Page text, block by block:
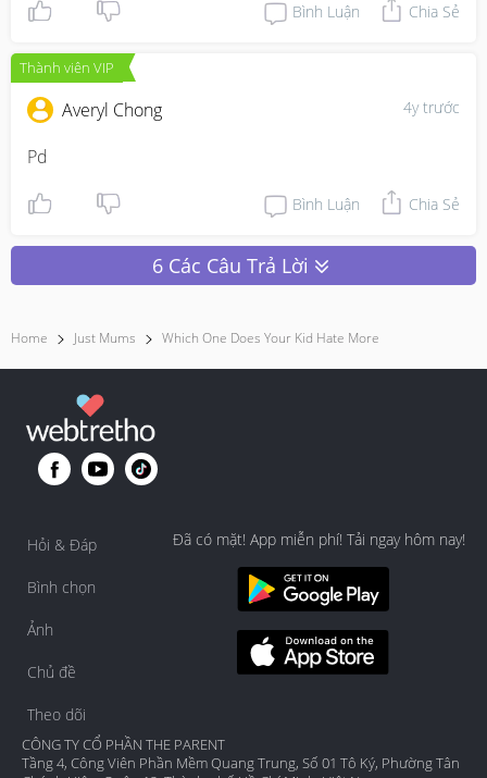
Bình Luận Chia Sẻ
Thành viên VIP
4y trước
Averyl Chong
Pd
Bình Luận Chia Sẻ
6 Các Câu Trả Lời
Home Just Mums Which One Does Your Kid Hate More
Hỏi & Đáp
Bình chọn
Ảnh
Chủ đề
Theo dõi
Đã có mặt! App miễn phí! Tải ngay hôm nay!
CÔNG TY CỔ PHẦN THE PARENT
Tầng 4, Công Viên Phần Mềm Quang Trung, Số 01 Tô Ký, Phường Tân